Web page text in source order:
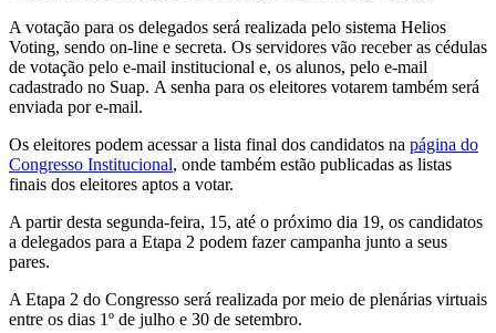
A votação para os delegados será realizada pelo sistema Helios
Voting, sendo on-line e secreta. Os servidores vão receber as cédulas
de votação pelo e-mail institucional e, os alunos, pelo e-mail
cadastrado no Suap. A senha para os eleitores votarem também será
enviada por e-mail.
Os eleitores podem acessar a lista final dos candidatos na página do
Congresso Institucional, onde também estão publicadas as listas
finais dos eleitores aptos a votar.
A partir desta segunda-feira, 15, até o próximo dia 19, os candidatos
a delegados para a Etapa 2 podem fazer campanha junto a seus
pares.
A Etapa 2 do Congresso será realizada por meio de plenárias virtuais
entre os dias 1º de julho e 30 de setembro.